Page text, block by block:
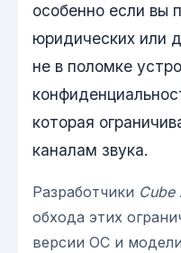
особенно если вы
юридических или
не в поломке
которая
каналам звука.
Разработчики Cube
обхода этих
версии ОС и